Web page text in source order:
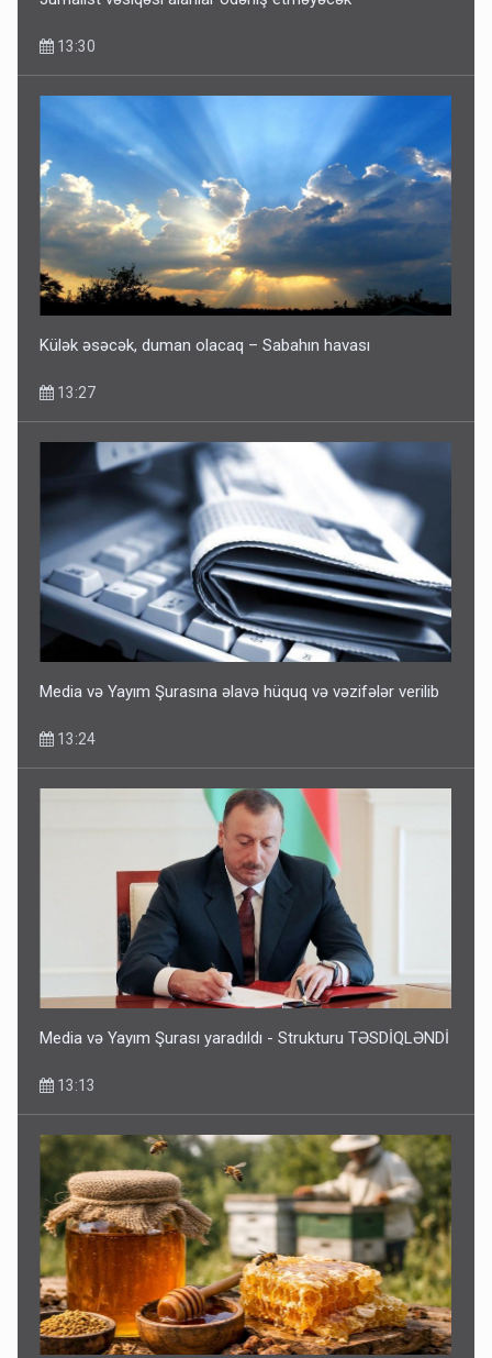
13:30
Külək əsəcək, duman olacaq – Sabahın havası
13:27
Media və Yayım Şurasına əlavə hüquq və vəzifələr verilib
13:24
Media və Yayım Şurası yaradıldı - Strukturu TƏSDİQLƏNDİ
13:13